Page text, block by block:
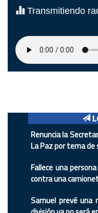
Transmitiendo
Renuncia la
La Paz por tema de
Fallece una
contra una
Samuel prevé una